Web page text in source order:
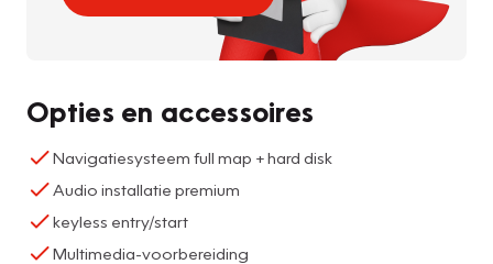
Opties en accessoires
Navigatiesysteem full map + hard disk
Audio installatie premium
keyless entry/start
Multimedia-voorbereiding